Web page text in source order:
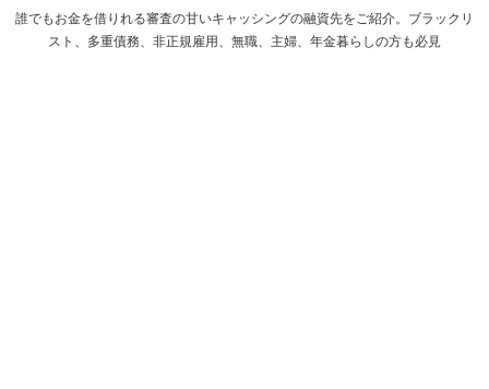
誰でもお金を借りれる審査の甘いキャッシングの融資先をご紹介。ブラックリ
スト、多重債務、非正規雇用、無職、主婦、年金暮らしの方も必見